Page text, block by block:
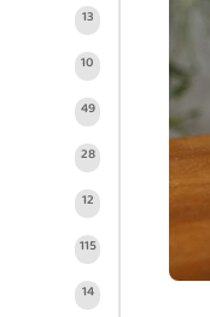
13
10
49
28
12
115
14